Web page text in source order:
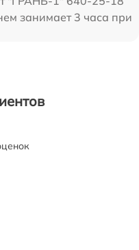
занимает 3 часа при